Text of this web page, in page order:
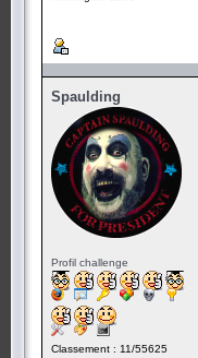
Spaulding
Profil challenge
Classement : 11/55625